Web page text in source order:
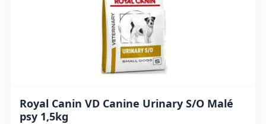
Royal Canin VD Canine Urinary S/O Malé
psy 1,5kg